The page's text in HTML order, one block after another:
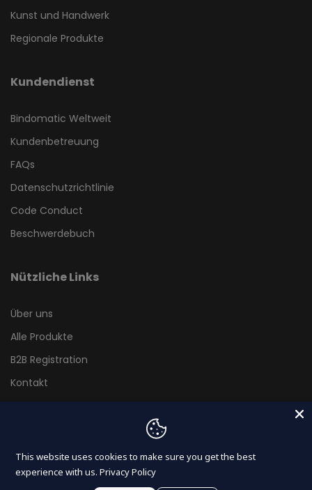
Kunst und Handwerk
Regionale Produkte
Kundendienst
Bindomatic Weltweit
Kundenbetreuung
FAQs
Datenschutzrichtlinie
Code Conduct
Beschwerdebuch
Nützliche Links
Über uns
Alle Produkte
B2B Registration
Kontakt
Blog
Newsletter abonnieren
Abonnieren Sie unseren Newsletter und erhalten Sie
This website uses cookies to make sure you get the best
experience with us. Privacy Policy